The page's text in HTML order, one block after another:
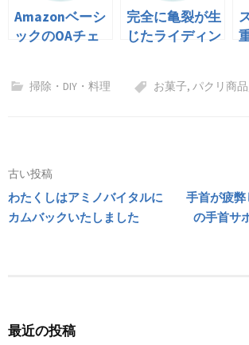
Amazonベーシ
ックのOAチェ
完全に亀裂が生
じたライディン
掃除・DIY・料理 お菓子, パクリ商品
投
稿
ー
古い投稿
わたくしはアミノバイタルに
カムバックいたしました
手首が疲弊
の手首サ
最近の投稿